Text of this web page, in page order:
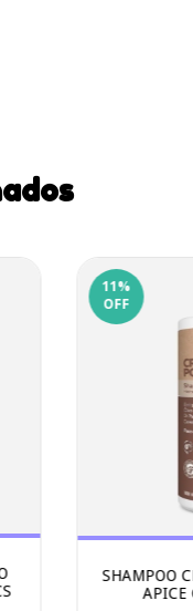
11 %
OFF
SHAMPOO
APICE